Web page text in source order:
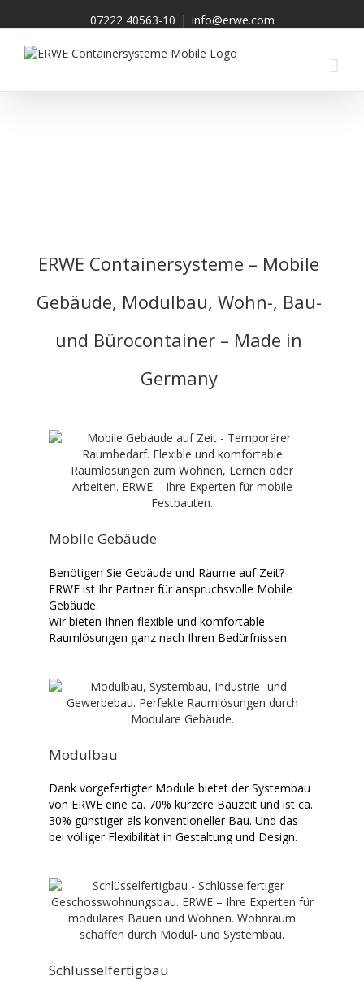
07222 40563-10 | info@erwe.com
ERWE Containersysteme – Mobile
Gebäude, Modulbau, Wohn-, Bau-
und Bürocontainer – Made in
Germany
Mobile Gebäude
Benötigen Sie Gebäude und Räume auf Zeit?
ERWE ist Ihr Partner für anspruchsvolle Mobile
Gebäude.
Wir bieten Ihnen flexible und komfortable
Raumlösungen ganz nach Ihren Bedürfnissen.
Modulbau
Dank vorgefertigter Module bietet der Systembau
von ERWE eine ca. 70% kürzere Bauzeit und ist ca.
30% günstiger als konventioneller Bau. Und das
bei völliger Flexibilität in Gestaltung und Design.
Schlüsselfertigbau